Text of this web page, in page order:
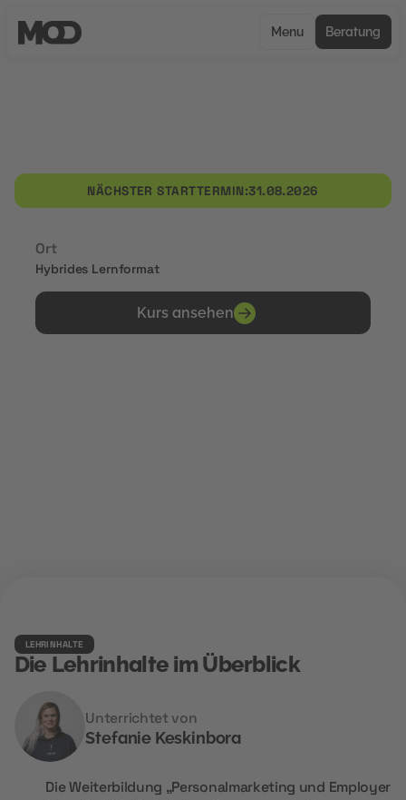
Menu Beratung
NÄCHSTER STARTTERMIN:31.08.2026
Ort
Hybrides Lernformat
Kurs ansehen
LEHRINHALTE
Die Lehrinhalte im Überblick
Unterrichtet von
Stefanie Keskinbora
Die Weiterbildung „Personalmarketing und Employer